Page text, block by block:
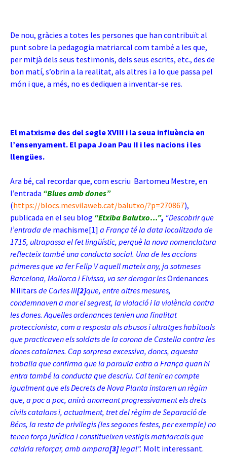
De nou, gràcies a totes les persones que han contribuït al
punt sobre la pedagogia matriarcal com també a les que,
per mitjà dels seus testimonis, dels seus escrits, etc., des de
bon matí, s’obrin a la realitat, als altres i a lo que passa pel
món i que, a més, no es dediquen a inventar-se res.
El matxisme des del segle XVIII i la seua influència en
l’ensenyament. El papa Joan Pau II i les nacions i les
llengües.
Ara bé, cal recordar que, com escriu Bartomeu Mestre, en
l’entrada “Blues amb dones”
(https://blocs.mesvilaweb.cat/balutxo/?p=270867),
publicada en el seu blog “Etxiba Balutxo…”, “Descobrir que
l’entrada de machisme[1] a França té la data localitzada de
1715, ultrapassa el fet lingüístic, perquè la nova nomenclatura
reflecteix també una conducta social. Una de les accions
primeres que va fer Felip V aquell mateix any, ja sotmeses
Barcelona, Mallorca i Eivissa, va ser derogar lesOrdenances
Militars de Carles III[2]que, entre altres mesures,
condemnaven a mor el segrest, la violació i la violència contra
les dones. Aquelles ordenances tenien una finalitat
proteccionista, com a resposta als abusos i ultratges habituals
que practicaven els soldats de la corona de Castella contra les
dones catalanes. Cap sorpresa excessiva, doncs, aquesta
troballa que confirma que la paraula entra a França quan hi
entra també la conducta que descriu. Cal tenir en compte
igualment que els Decrets de Nova Planta instaren un règim
que, a poc a poc, anirà anorreant progressivament els drets
civils catalans i, actualment, tret del règim de Separació de
Béns, la resta de privilegis (les segones festes, per exemple) no
tenen força jurídica iconstitueixen vestigis matriarcals que
caldria reforçar, amb ampara[3]legal”. Molt interessant.